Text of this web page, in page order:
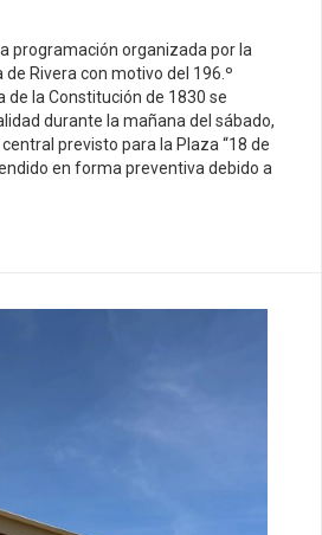
programación organizada por la
Rivera con motivo del 196.º
de la Constitución de 1830 se
durante la mañana del sábado,
previsto para la Plaza “18 de
en forma preventiva debido a